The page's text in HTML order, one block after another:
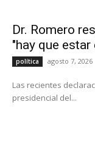
Dr. Romero
"hay que
política agosto 7, 2026
Las recientes
presidencial del...